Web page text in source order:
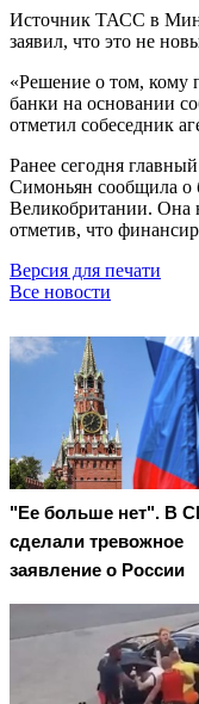
Источник ТАСС в
заявил, что это не
«Решение о том, кому
банки на основании
отметил собеседник
Ранее сегодня
Симоньян сообщила о
Великобритании. Она
отметив, что
Версия для печати
Все новости
"Ее больше нет". В
сделали тревожное
заявление о России